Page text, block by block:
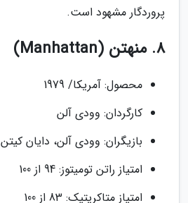
پروردگار مشهود است.
8. منهتن (Manhattan)
محصول: آمریکا/ 1979
کارگردان: وودی آلن
بازیگران: وودی آلن، دایان کیتن
امتیاز راتن تومیتوز: 94 از 100
امتیاز متاکریتیک: 83 از 100